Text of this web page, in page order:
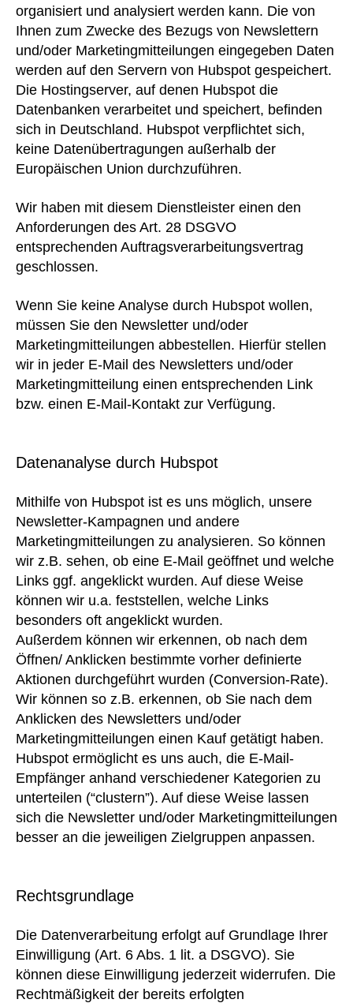
organisiert und analysiert werden kann. Die von
Ihnen zum Zwecke des Bezugs von Newslettern
und/oder Marketingmitteilungen eingegeben Daten
werden auf den Servern von Hubspot gespeichert.
Die Hostingserver, auf denen Hubspot die
Datenbanken verarbeitet und speichert, befinden
sich in Deutschland. Hubspot verpflichtet sich,
keine Datenübertragungen außerhalb der
Europäischen Union durchzuführen.
Wir haben mit diesem Dienstleister einen den
Anforderungen des Art. 28 DSGVO
entsprechenden Auftragsverarbeitungsvertrag
geschlossen.
Wenn Sie keine Analyse durch Hubspot wollen,
müssen Sie den Newsletter und/oder
Marketingmitteilungen abbestellen. Hierfür stellen
wir in jeder E-Mail des Newsletters und/oder
Marketingmitteilung einen entsprechenden Link
bzw. einen E-Mail-Kontakt zur Verfügung.
Datenanalyse durch Hubspot
Mithilfe von Hubspot ist es uns möglich, unsere
Newsletter-Kampagnen und andere
Marketingmitteilungen zu analysieren. So können
wir z.B. sehen, ob eine E-Mail geöffnet und welche
Links ggf. angeklickt wurden. Auf diese Weise
können wir u.a. feststellen, welche Links
besonders oft angeklickt wurden.
Außerdem können wir erkennen, ob nach dem
Öffnen/ Anklicken bestimmte vorher definierte
Aktionen durchgeführt wurden (Conversion-Rate).
Wir können so z.B. erkennen, ob Sie nach dem
Anklicken des Newsletters und/oder
Marketingmitteilungen einen Kauf getätigt haben.
Hubspot ermöglicht es uns auch, die E-Mail-
Empfänger anhand verschiedener Kategorien zu
unterteilen (“clustern”). Auf diese Weise lassen
sich die Newsletter und/oder Marketingmitteilungen
besser an die jeweiligen Zielgruppen anpassen.
Rechtsgrundlage
Die Datenverarbeitung erfolgt auf Grundlage Ihrer
Einwilligung (Art. 6 Abs. 1 lit. a DSGVO). Sie
können diese Einwilligung jederzeit widerrufen. Die
Rechtmäßigkeit der bereits erfolgten